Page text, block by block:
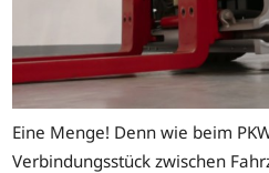
Eine Menge! Denn wie beim
Verbindungsstück zwischen